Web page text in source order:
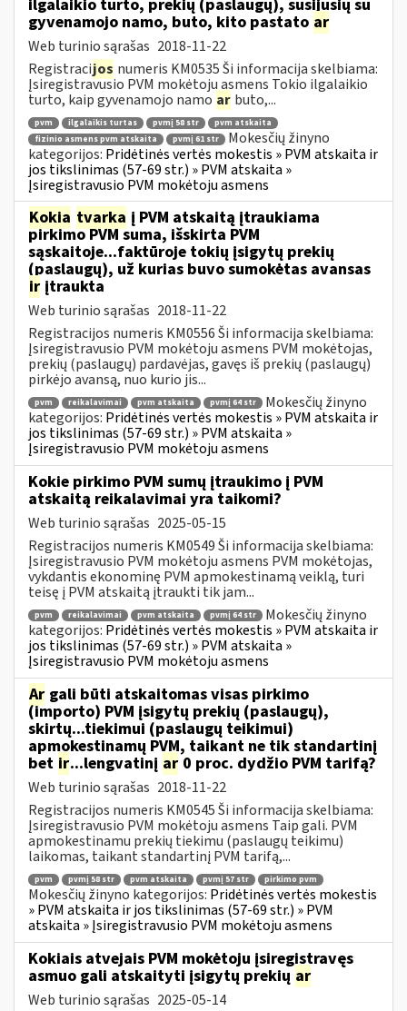
ilgalaikio turto, prekių (paslaugų), susijusių su
gyvenamojo namo, buto, kito pastato ar
Web turinio sąrašas 2018-11-22
Registracijos numeris KM0535 Ši informacija skelbiama:
Įsiregistravusio PVM mokėtoju asmens Tokio ilgalaikio
turto, kaip gyvenamojo namo ar buto,...
pvm ilgalaikis turtas pvmį 58 str
pvm atskaita
fizinio asmens pvm atskaita
pvmį 61 str
Mokesčių žinyno
kategorijos: Pridėtinės vertės mokestis » PVM atskaita ir
jos tikslinimas (57-69 str.) » PVM atskaita »
Įsiregistravusio PVM mokėtoju asmens
Kokia tvarka į PVM atskaitą įtraukiama
pirkimo PVM suma, išskirta PVM
sąskaitoje...faktūroje tokių įsigytų prekių
(paslaugų), už kurias buvo sumokėtas avansas
ir įtraukta
Web turinio sąrašas 2018-11-22
Registracijos numeris KM0556 Ši informacija skelbiama:
Įsiregistravusio PVM mokėtoju asmens PVM mokėtojas,
prekių (paslaugų) pardavėjas, gavęs iš prekių (paslaugų)
pirkėjo avansą, nuo kurio jis...
pvm reikalavimai pvm atskaita pvmį 64 str
Mokesčių žinyno
kategorijos: Pridėtinės vertės mokestis » PVM atskaita ir
jos tikslinimas (57-69 str.) » PVM atskaita »
Įsiregistravusio PVM mokėtoju asmens
Kokie pirkimo PVM sumų įtraukimo į PVM
atskaitą reikalavimai yra taikomi?
Web turinio sąrašas 2025-05-15
Registracijos numeris KM0549 Ši informacija skelbiama:
Įsiregistravusio PVM mokėtoju asmens PVM mokėtojas,
vykdantis ekonominę PVM apmokestinamą veiklą, turi
teisę į PVM atskaitą įtraukti tik jam...
pvm reikalavimai pvm atskaita pvmį 64 str
Mokesčių žinyno
kategorijos: Pridėtinės vertės mokestis » PVM atskaita ir
jos tikslinimas (57-69 str.) » PVM atskaita »
Įsiregistravusio PVM mokėtoju asmens
Ar gali būti atskaitomas visas pirkimo
(importo) PVM įsigytų prekių (paslaugų),
skirtų...tiekimui (paslaugų teikimui)
apmokestinamų PVM, taikant ne tik standartinį
bet ir...lengvatinį ar 0 proc. dydžio PVM tarifą?
Web turinio sąrašas 2018-11-22
Registracijos numeris KM0545 Ši informacija skelbiama:
Įsiregistravusio PVM mokėtoju asmens Taip gali. PVM
apmokestinamu prekių tiekimu (paslaugų teikimu)
laikomas, taikant standartinį PVM tarifą,...
pvm pvmį 58 str pvm atskaita pvmį 57 str pirkimo pvm
Mokesčių žinyno kategorijos: Pridėtinės vertės mokestis
» PVM atskaita ir jos tikslinimas (57-69 str.) » PVM
atskaita » Įsiregistravusio PVM mokėtoju asmens
Kokiais atvejais PVM mokėtoju įsiregistravęs
asmuo gali atskaityti įsigytų prekių ar
Web turinio sąrašas 2025-05-14